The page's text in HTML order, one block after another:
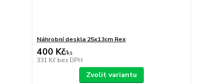
Náhrobní deskla 25x13cm Rex
400 Kč/ks
331 Kč bez DPH
Zvolit variantu